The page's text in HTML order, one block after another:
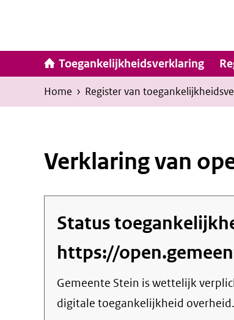
inhoud
Toegankelijkheidsverklaring
Kruimelpad
U
bevindt
Home › Register van
Verklaring van
Status
https://
Gemeente Stein is wettelijk
digitale toegankelijkheid overheid.